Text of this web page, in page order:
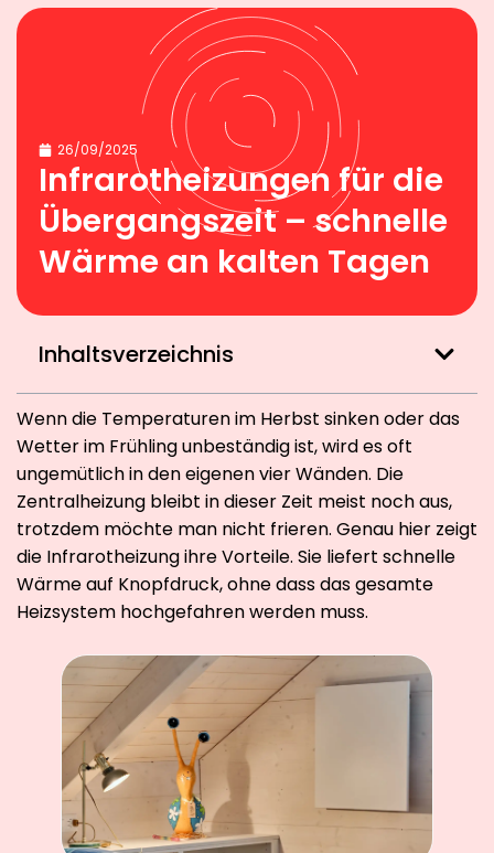
26/09/2025
Infrarotheizungen für die
Übergangszeit – schnelle
Wärme an kalten Tagen
Inhaltsverzeichnis
Wenn die Temperaturen im Herbst sinken oder das
Wetter im Frühling unbeständig ist, wird es oft
ungemütlich in den eigenen vier Wänden. Die
Zentralheizung bleibt in dieser Zeit meist noch aus,
trotzdem möchte man nicht frieren. Genau hier zeigt
die Infrarotheizung ihre Vorteile. Sie liefert schnelle
Wärme auf Knopfdruck, ohne dass das gesamte
Heizsystem hochgefahren werden muss.